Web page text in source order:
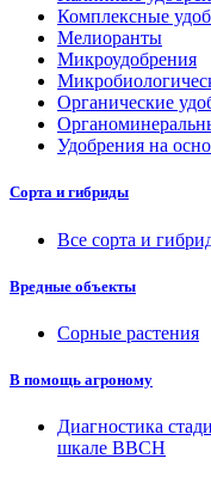
Комплексные
Мелиоранты
Микроудобрения
Органические
Удобрения на
Сорта и гибриды
Все сорта и
Вредные объекты
Сорные растения
В помощь агроному
Диагностика
шкале ВВСН